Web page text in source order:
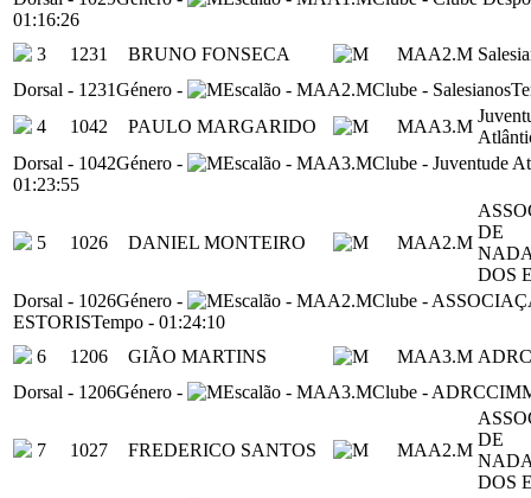
01:16:26
3
1231 BRUNO FONSECA MAA2.M
Dorsal - 1231Género - Escalão - MAA2.MClube - Salesianos
4
1042 PAULO MARGARIDO MAA3.M
Dorsal - 1042Género - Escalão - MAA3.MClube - Juventude
01:23:55
5 1026 DANIEL MONTEIRO MAA2.M
DE
DOS
Dorsal - 1026Género - Escalão - MAA2.MClube -
ESTORISTempo - 01:24:10
6
1206 GIÃO MARTINS MAA3.M
Dorsal - 1206Género - Escalão - MAA3.MClube -
7 1027 FREDERICO SANTOS MAA2.M
DE
DOS